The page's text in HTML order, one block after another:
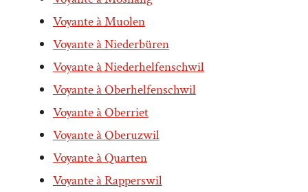
Voyante à Muolen
Voyante à Niederbüren
Voyante à Niederhelfenschwil
Voyante à Oberhelfenschwil
Voyante à Oberriet
Voyante à Oberuzwil
Voyante à Quarten
Voyante à Rapperswil